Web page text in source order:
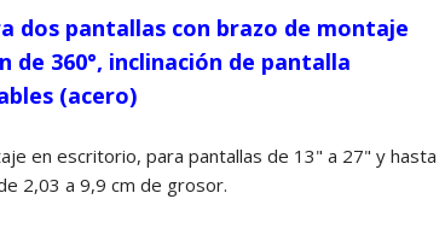
dos pantallas con brazo de montaje
360°, inclinación de pantalla
(acero)
en escritorio, para pantallas de 13" a 27" y hasta
2,03 a 9,9 cm de grosor.